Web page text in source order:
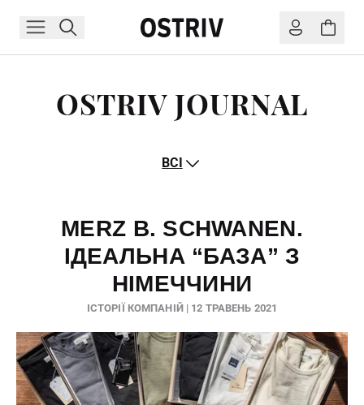
OSTRIV JOURNAL
ВСІ
MERZ B. SCHWANEN.
ІДЕАЛЬНА “БАЗА” З
НІМЕЧЧИНИ
ІСТОРІЇ КОМПАНІЙ | 12 ТРАВЕНЬ 2021